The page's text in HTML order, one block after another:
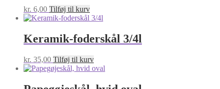
kr. 6,00 Tilføj til kurv
Keramik-foderskål 3/4l
kr. 35,00 Tilføj til kurv